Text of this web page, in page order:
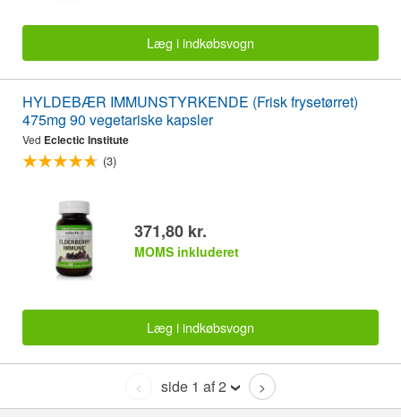
Læg i indkøbsvogn
HYLDEBÆR IMMUNSTYRKENDE (Frisk frysetørret)
475mg 90 vegetariske kapsler
Ved Eclectic Institute
(3)
371,80 kr.
MOMS inkluderet
Læg i indkøbsvogn
< side 1 af 2 >